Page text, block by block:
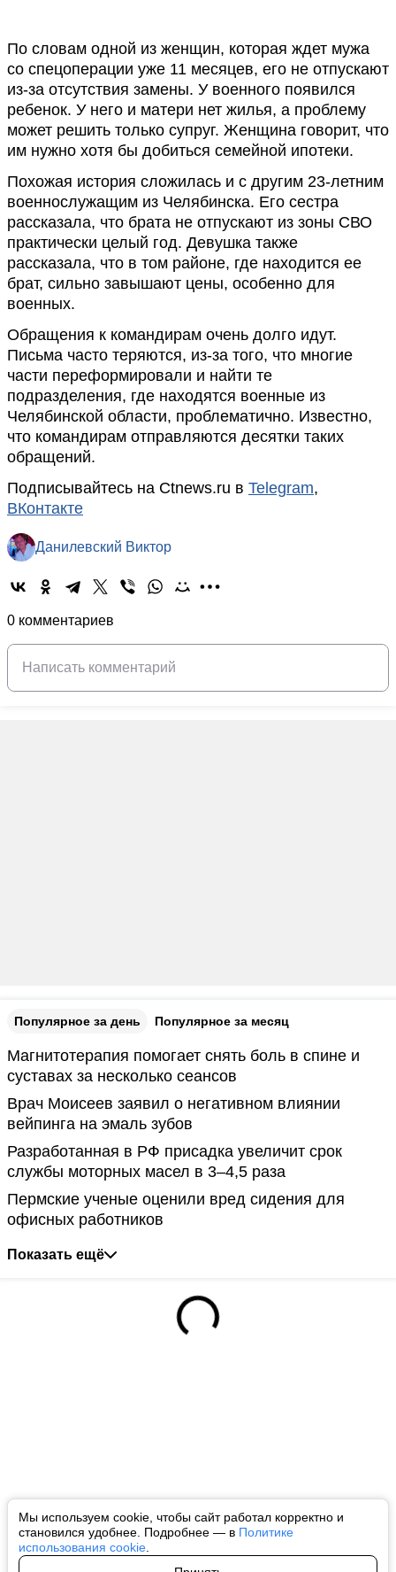
Мы используем cookie, чтобы сайт работал корректно и
становился удобнее. Подробнее — в Политике
использования cookie
По словам одной из женщин, которая ждет мужа
со спецоперации уже 11 месяцев, его не отпускают
из-за отсутствия замены. У военного появился
ребенок. У него и матери нет жилья, а проблему
может решить только супруг. Женщина говорит, что
им нужно хотя бы добиться семейной ипотеки.
Похожая история сложилась и с другим 23-летним
военнослужащим из Челябинска. Его сестра
рассказала, что брата не отпускают из зоны СВО
практически целый год. Девушка также
рассказала, что в том районе, где находится ее
брат, сильно завышают цены, особенно для
военных.
Обращения к командирам очень долго идут.
Письма часто теряются, из-за того, что многие
части переформировали и найти те
подразделения, где находятся военные из
Челябинской области, проблематично. Известно,
что командирам отправляются десятки таких
обращений.
Подписывайтесь на Ctnews.ru в Telegram,
ВКонтакте
Данилевский Виктор
0 комментариев
Популярное за день Популярное за месяц
Магнитотерапия помогает снять боль в спине и
суставах за несколько сеансов
Врач Моисеев заявил о негативном влиянии
вейпинга на эмаль зубов
Разработанная в РФ присадка увеличит срок
службы моторных масел в 3–4,5 раза
Пермские ученые оценили вред сидения для
офисных работников
Показать ещё